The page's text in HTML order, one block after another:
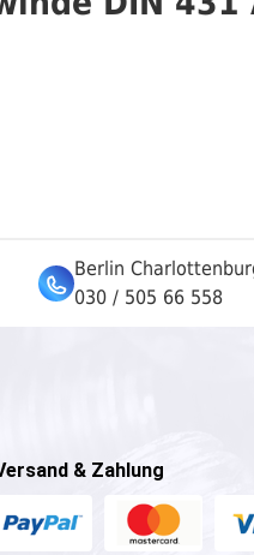
Berlin
030 / 505 66 558
& Zahlung